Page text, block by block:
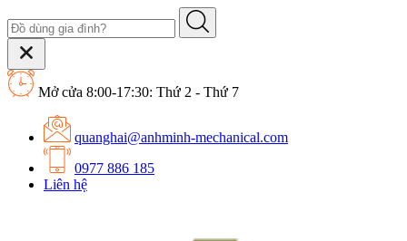
Mở cửa 8:00-17:30: Thứ 2 - Thứ 7
quanghai@anhminh-mechanical.com
0977 886 185
Liên hệ